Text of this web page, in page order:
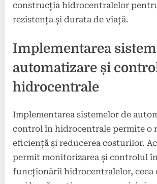
construcția hidrocentralelor
rezistența și durata de viață.
Implementarea
automatizare și
hidrocentrale
Implementarea sistemelor de
control în hidrocentrale permite o
eficiență și reducerea costurilor.
permit monitorizarea și controlul
funcționării hidrocentralelor, ceea